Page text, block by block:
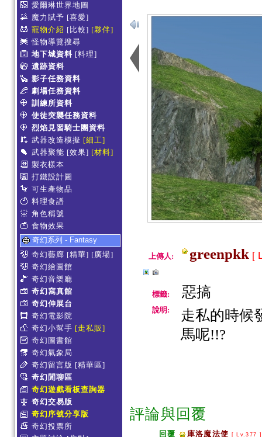
愛爾琳世界地圖
魔力賦予 [喜愛]
寵物介紹 [比較] [夥伴]
怪物導覽搜尋
地下城資料 [料理]
遺跡資料
影子任務資料
劇場任務資料
訓練所資料
使徒突襲任務資料
烈焰見習騎士團資料
武器改造模擬 [細工]
武器聚能 [效果] [材料]
製衣樣本
打鐵設計圖
可生產物品
料理食譜
角色稱號
食物效果
奇幻系列 - Fantasy
奇幻藝廊 [精華] [廣場]
奇幻繪圖館
奇幻音樂廳
奇幻寫真館
奇幻伸展台
奇幻電影院
奇幻小幫手 [走私販]
奇幻圖書館
奇幻氣象局
奇幻留言版 [精華區]
奇幻閒聊區
奇幻遊戲看板查詢器
奇幻交易版
奇幻序號分享版
奇幻投票所
上傳人: greenpkk [
標籤: 惡搞
說明:
走私的時候
馬呢!!?
評論與回覆
回覆 庫洛魔法使 [ Lv.377